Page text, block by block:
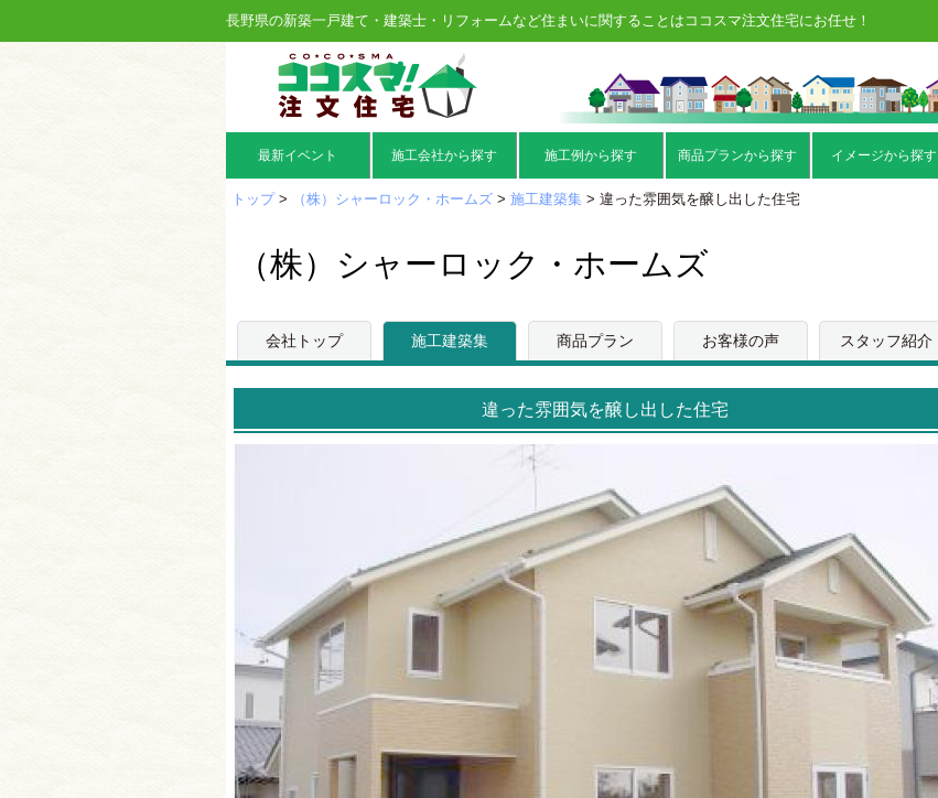
長野県の新築一戸建て・建築士・リフォームなど住まいに関することはココスマ注文住宅にお任せ！
最新イベント 施工会社から探す 施工例から探す 商品プランから探す イメージから探す
トップ> （株）シャーロック・ホームズ> 施工建築集 > 違った雰囲気を醸し出した住宅
（株）シャーロック・ホームズ
会社トップ 施工建築集 商品プラン お客様の声 スタッフ紹介
違った雰囲気を醸し出した住宅